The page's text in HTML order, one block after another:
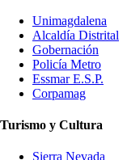
Unimagdalena
Alcaldía Distrital
Gobernación
Policía Metro
Essmar E.S.P.
Corpamag
Turismo y Cultura
Sierra Nevada